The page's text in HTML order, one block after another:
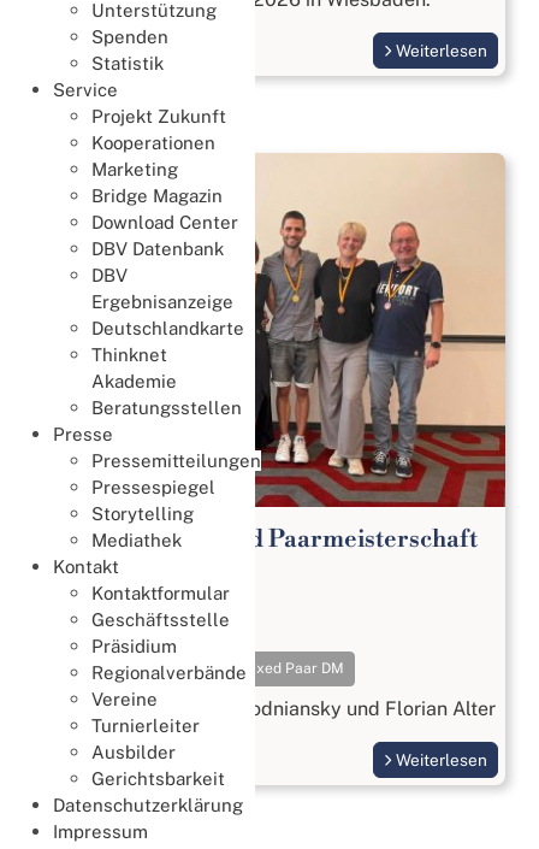
Unterstützung
Spenden
Statistik
Service
Projekt Zukunft
Kooperationen
Marketing
Bridge Magazin
Download Center
DBV Datenbank
DBV
Ergebnisanzeige
Deutschlandkarte
Thinknet
Akademie
Beratungsstellen
Presse
Pressemitteilungen
Pressespiegel
Storytelling
Mediathek
Kontakt
Kontaktformular
Geschäftsstelle
Präsidium
Regionalverbände
Vereine
Turnierleiter
Ausbilder
Gerichtsbarkeit
Datenschutzerklärung
Impressum
Weiterlesen
65. Deutsche Mixed Paarmeisterschaft
2026
Meisterschaften
18. Juli 2026
Meisterschaften Mixed Paar DM
Gold geht an Beatrix Wodniansky und Florian Alter
Weiterlesen